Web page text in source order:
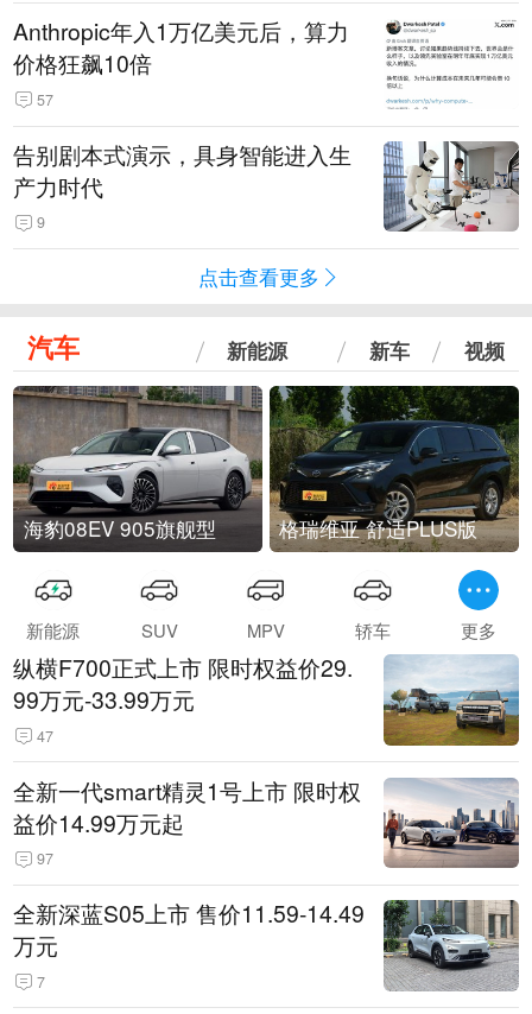
Anthropic年入1万亿美元后，算力
价格狂飙10倍
57
告别剧本式演示，具身智能进入生
产力时代
9
点击查看更多
汽车 新能源 新车 视频
海豹08EV 905旗舰型 格瑞维亚 舒适PLUS版
新能源 SUV MPV 轿车 更多
纵横F700正式上市 限时权益价29.
99万元-33.99万元
47
全新一代smart精灵1号上市 限时权
益价14.99万元起
97
全新深蓝S05上市 售价11.59-14.49
万元
7